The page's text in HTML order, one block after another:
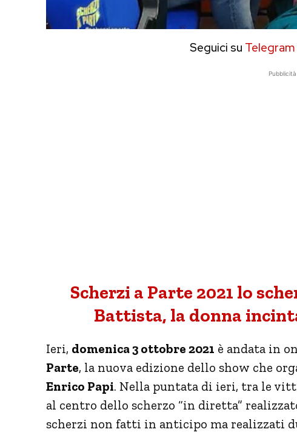
Seguici su Telegram
Pubblicità
Scherzi a Parte 2021 lo
Battista, la donna
Ieri, domenica 3 ottobre 2021 è andata in
Parte, la nuova edizione dello show che
Enrico Papi. Nella puntata di ieri, tra le
al centro dello scherzo “in diretta”
scherzi non fatti in anticipo ma realizzati